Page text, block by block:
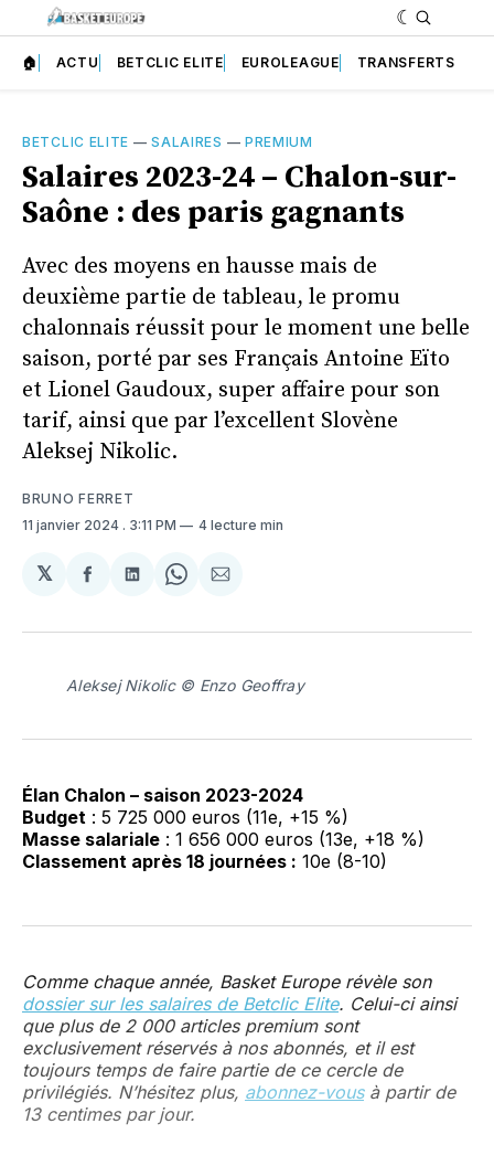
🏠 ACTU BETCLIC ELITE EUROLEAGUE TRANSFERTS
BETCLIC ELITE —SALAIRES — PREMIUM
Salaires 2023-24 – Chalon-sur-
Saône : des paris gagnants
Avec des moyens en hausse mais de
deuxième partie de tableau, le promu
chalonnais réussit pour le moment une belle
saison, porté par ses Français Antoine Eïto
et Lionel Gaudoux, super affaire pour son
tarif, ainsi que par l’excellent Slovène
Aleksej Nikolic.
BRUNO FERRET
11 janvier 2024 . 3:11 PM 4 lecture min
𝕏
Partager
Facebook
Partager
LinkedIn
Share
WhatsApp
Partager
Courriel
Aleksej Nikolic © Enzo Geoffray
Élan Chalon – saison 2023-2024
Budget : 5 725 000 euros (11e, +15 %)
Masse salariale : 1 656 000 euros (13e, +18 %)
Classement après 18 journées : 10e (8-10)
Comme chaque année, Basket Europe révèle son
dossier sur les salaires de Betclic Elite. Celui-ci ainsi
que plus de 2 000 articles premium sont
exclusivement réservés à nos abonnés, et il est
toujours temps de faire partie de ce cercle de
privilégiés. N’hésitez plus, abonnez-vousà partir de
13 centimes par jour.